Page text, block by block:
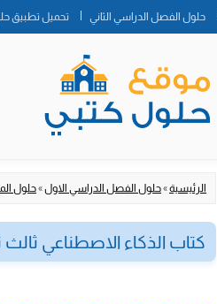
حلول الفصل الدراسي الثاني تحميل تطبيق
الرئيسية»حلول الفصل الدراسي الاول»حلول
كتاب الذكاء الاصطناعي ثالث ثانوي ف1 مسارات